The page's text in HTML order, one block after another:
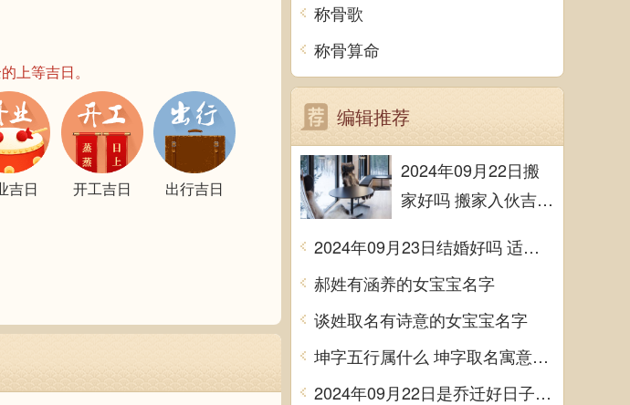
上等吉日。
吉日 开工吉日 出行吉日
称骨歌
称骨算命
编辑推荐
2024年09月22日搬
家好吗 搬家入伙吉利
2024年09月23日结婚好吗 适不适合办喜事
郝姓有涵养的女宝宝名字
谈姓取名有诗意的女宝宝名字
坤字五行属什么 坤字取名寓意男孩
2024年09月22日是乔迁好日子吗 今日入住新居好吗